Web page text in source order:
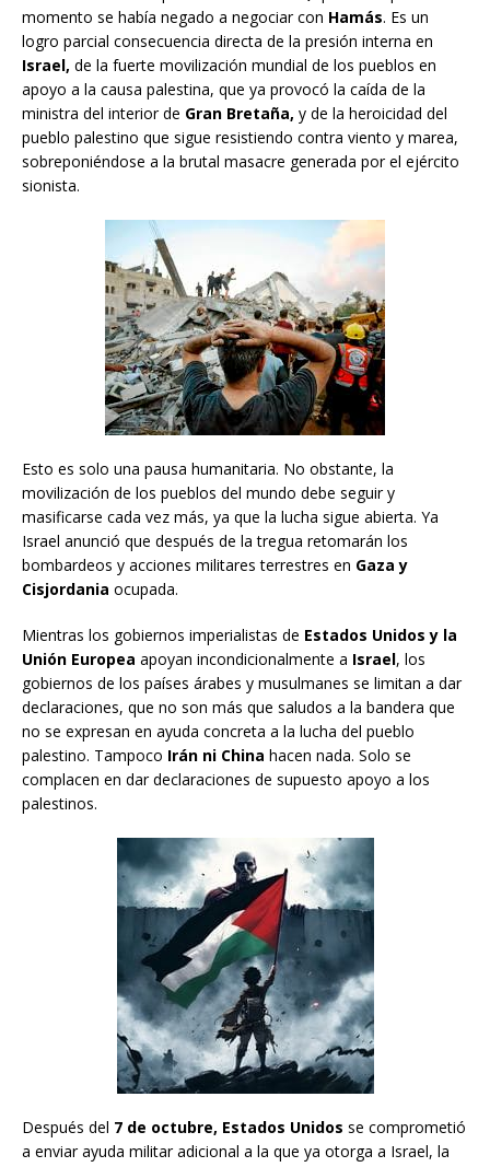
momento se había negado a negociar con Hamás. Es un
logro parcial consecuencia directa de la presión interna en
Israel, de la fuerte movilización mundial de los pueblos en
apoyo a la causa palestina, que ya provocó la caída de la
ministra del interior de Gran Bretaña, y de la heroicidad del
pueblo palestino que sigue resistiendo contra viento y marea,
sobreponiéndose a la brutal masacre generada por el ejército
sionista.
Esto es solo una pausa humanitaria. No obstante, la
movilización de los pueblos del mundo debe seguir y
masificarse cada vez más, ya que la lucha sigue abierta. Ya
Israel anunció que después de la tregua retomarán los
bombardeos y acciones militares terrestres en Gaza y
Cisjordania ocupada.
Mientras los gobiernos imperialistas de Estados Unidos y la
Unión Europea apoyan incondicionalmente a Israel, los
gobiernos de los países árabes y musulmanes se limitan a dar
declaraciones, que no son más que saludos a la bandera que
no se expresan en ayuda concreta a la lucha del pueblo
palestino. Tampoco Irán ni China hacen nada. Solo se
complacen en dar declaraciones de supuesto apoyo a los
palestinos.
Después del 7 de octubre, Estados Unidos se comprometió
a enviar ayuda militar adicional a la que ya otorga a Israel, la